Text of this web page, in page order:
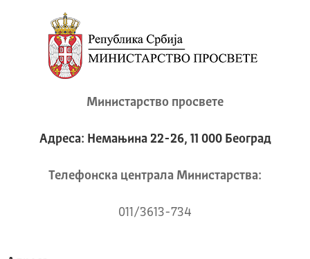
Министарство просвете
Адреса: Немањина 22-26, 11 000 Београд
Телeфонска централа Mинистарства:
011/3613-734